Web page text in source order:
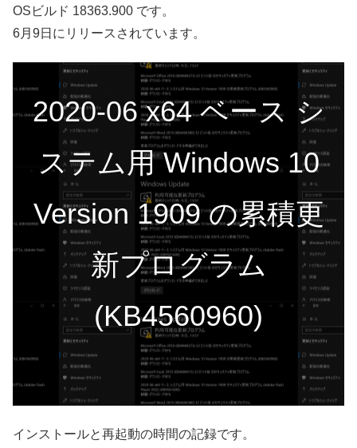
OSビルド 18363.900 です。
6月9日にリリースされています。
2020-06 x64 ベース シ
ステム用 Windows 10
Version 1909 の累積更
新プログラム
(KB4560960)
インストールと再起動の時間の記録です。